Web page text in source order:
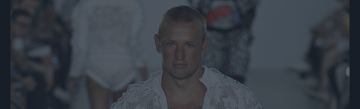
Jön még kép!